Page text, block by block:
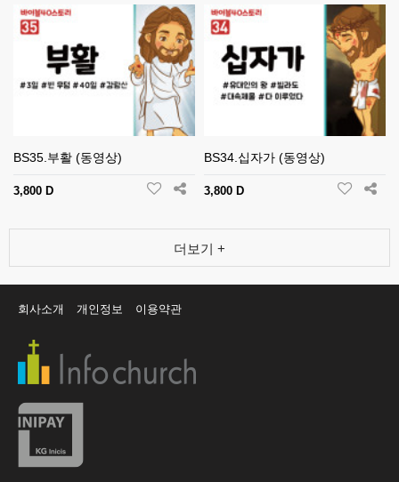
BS35.부활 (동영상)
3,800 D
BS34.십자가 (동영상)
3,800 D
더보기 +
회사소개 개인정보 이용약관